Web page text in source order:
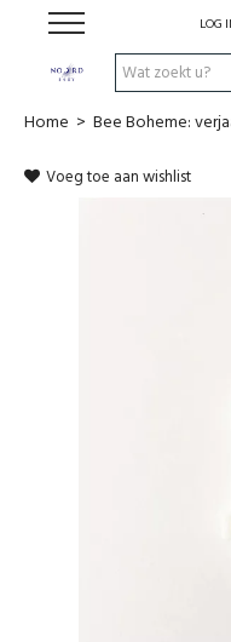
LOG
SHOP
VROEDVROUW AAN
Home > Bee Boheme:
Voeg toe aan wishlist